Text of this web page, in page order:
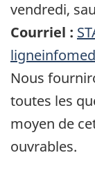
vendredi,
Courriel :
Nous
toutes les
moyen de
ouvrables.